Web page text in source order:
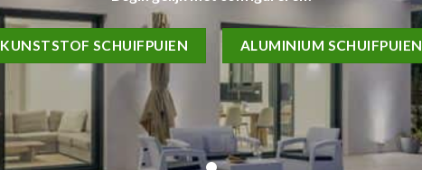
KUNSTSTOF SCHUIFPUIEN ALUMINIUM SCHUIFPUIEN